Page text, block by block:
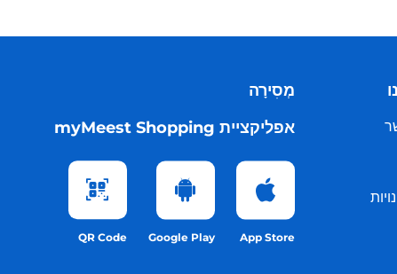
מְסִירָה
אפליקציית myMeest Shopping
App Store
Google Play
QR Code